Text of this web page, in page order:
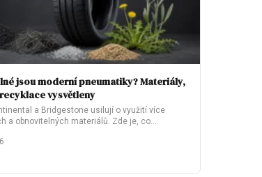
jsou moderní pneumatiky? Materiály,
vysvětleny
a Bridgestone usilují o využití více
a obnovitelných materiálů. Zde je, co…